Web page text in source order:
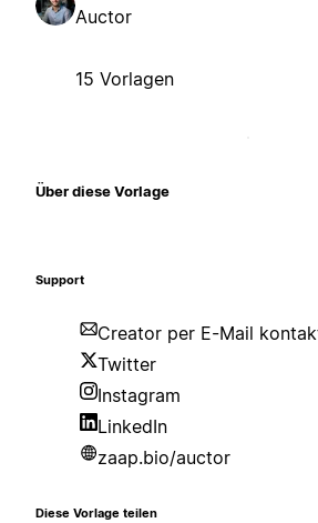
Auctor
15 Vorlagen
Über diese Vorlage
Support
Creator per E-Mail
Twitter
Instagram
LinkedIn
zaap.bio/auctor
Diese Vorlage teilen